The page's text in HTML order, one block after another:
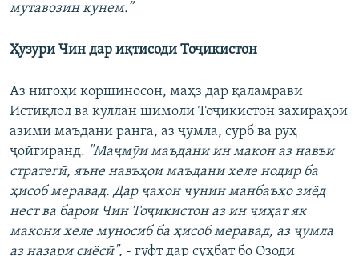
мутавозин кунем.”
Ҳузури Чин дар иқтисоди Тоҷикистон
Аз нигоҳи коршиносон, маҳз дар қаламрави
Истиқлол ва куллан шимоли Тоҷикистон захираҳои
азими маъдани ранга, аз ҷумла, сурб ва руҳ
ҷойгиранд. "Маҷмӯи маъдани ин макон аз навъи
стратегӣ, яъне навъҳои маъдани хеле нодир ба
ҳисоб меравад. Дар ҷаҳон чунин манбаъҳо зиёд
нест ва барои Чин Тоҷикистон аз ин ҷиҳат як
макони хеле муносиб ба ҳисоб меравад, аз ҷумла
аз назари сиёсӣ", - гуфт дар сӯҳбат бо Озодӣ